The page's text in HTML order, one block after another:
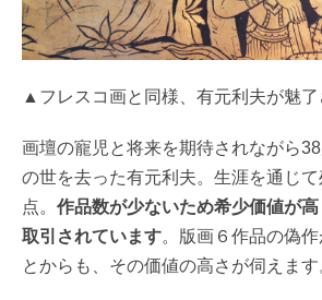
▲フレスコ画と同様、有元利夫が魅
画壇の寵児と将来を期待されながら
の世を去った有元利夫。生涯を通じ
点。 作品数が少ないため希少価値が
取引されています。版画６作品の偽
とからも、その価値の高さが伺えます